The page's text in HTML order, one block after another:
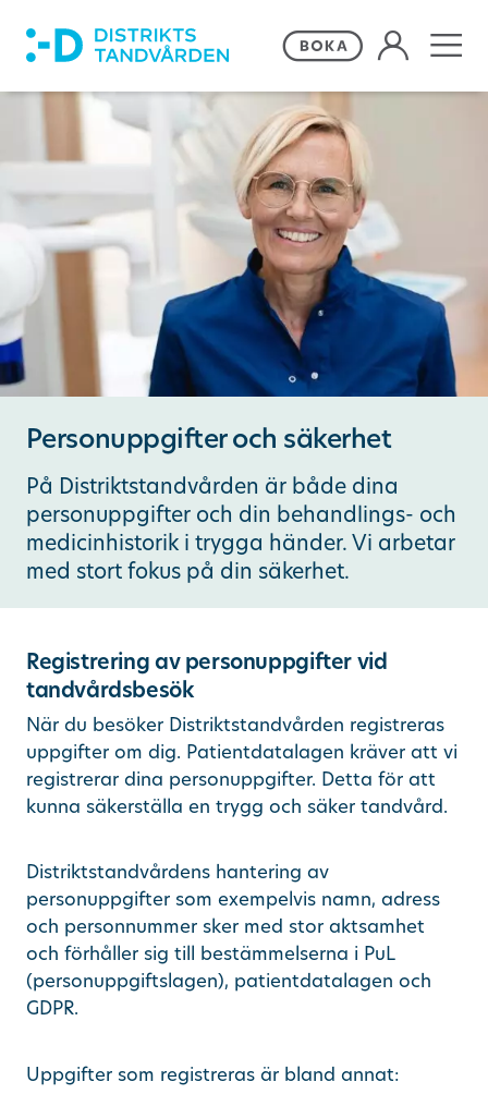
Våra behandlingar
Frågor och svar
Priser och erbjudanden
Om Distriktstandvården
Kontakta oss
Ändra/avboka tid
Sök
other languages
Personuppgifter och säkerhet
På Distriktstandvården är både dina
personuppgifter och din behandlings- och
medicinhistorik i trygga händer. Vi arbetar
med stort fokus på din säkerhet.
Registrering av personuppgifter vid
tandvårdsbesök
När du besöker Distriktstandvården registreras
uppgifter om dig. Patientdatalagen kräver att vi
registrerar dina personuppgifter. Detta för att
kunna säkerställa en trygg och säker tandvård.
Distriktstandvårdens hantering av
personuppgifter som exempelvis namn, adress
och personnummer sker med stor aktsamhet
och förhåller sig till bestämmelserna i PuL
(personuppgiftslagen), patientdatalagen och
GDPR.
Uppgifter som registreras är bland annat: